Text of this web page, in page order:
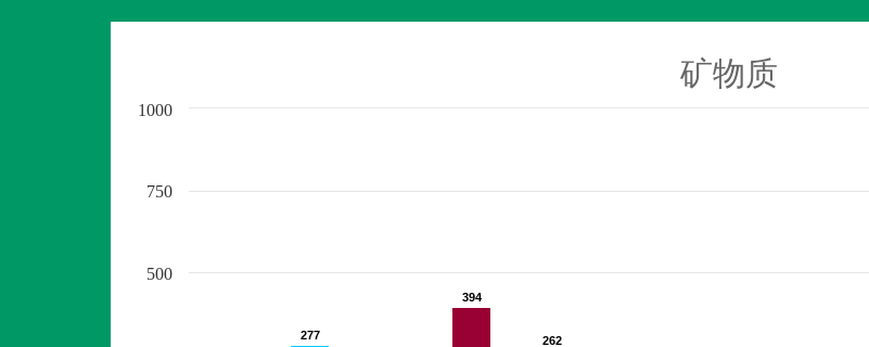
矿物质
277
277
394
394
262
262
500
750
1000